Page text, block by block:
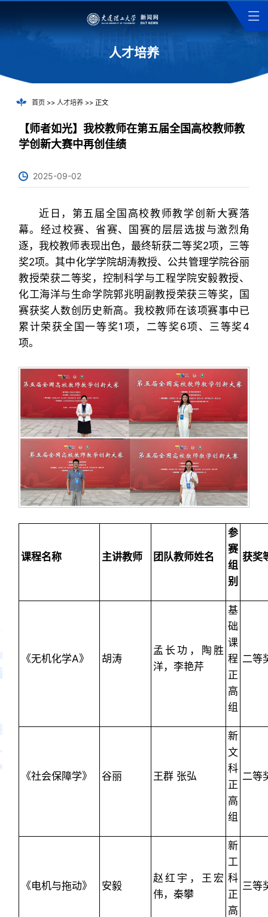
人才培养
首页>> 人才培养>> 正文
【师者如光】我校教师在第五届全国高校教师教
学创新大赛中再创佳绩
2025-09-02
近日，第五届全国高校教师教学创新大赛落
幕。经过校赛、省赛、国赛的层层选拔与激烈角
逐，我校教师表现出色，最终斩获二等奖2项，三等
奖2项。其中化学学院胡涛教授、公共管理学院谷丽
教授荣获二等奖，控制科学与工程学院安毅教授、
化工海洋与生命学院郭兆明副教授荣获三等奖，国
赛获奖人数创历史新高。我校教师在该项赛事中已
累计荣获全国一等奖1项，二等奖6项、三等奖4
项。
课程名称 主讲教师 团队教师姓名
参
赛
组
别
获奖
《无机化学A》 胡涛
孟长功，陶胜
洋，李艳芹
基
础
课
程
正
高
组
二等
《社会保障学》 谷丽 王群 张弘
新
文
科
正
高
组
二等
《电机与拖动》 安毅
赵红宇，王宏
伟，秦攀
新
工
科
正
高
三等